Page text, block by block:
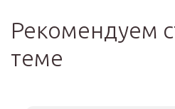
Рекомендуем
теме